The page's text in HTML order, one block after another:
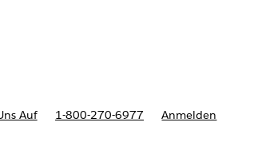
for Bereitstellungsoptionen und Preise
Auf 1-800-270-6977 Anmelden